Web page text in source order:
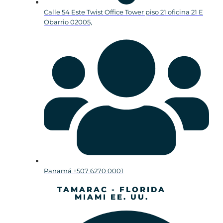
Calle 54 Este Twist Office Tower piso 21 oficina 21 E
Obarrio 02005,
Panamá +507 6270 0001
TAMARAC - FLORIDA
MIAMI EE. UU.